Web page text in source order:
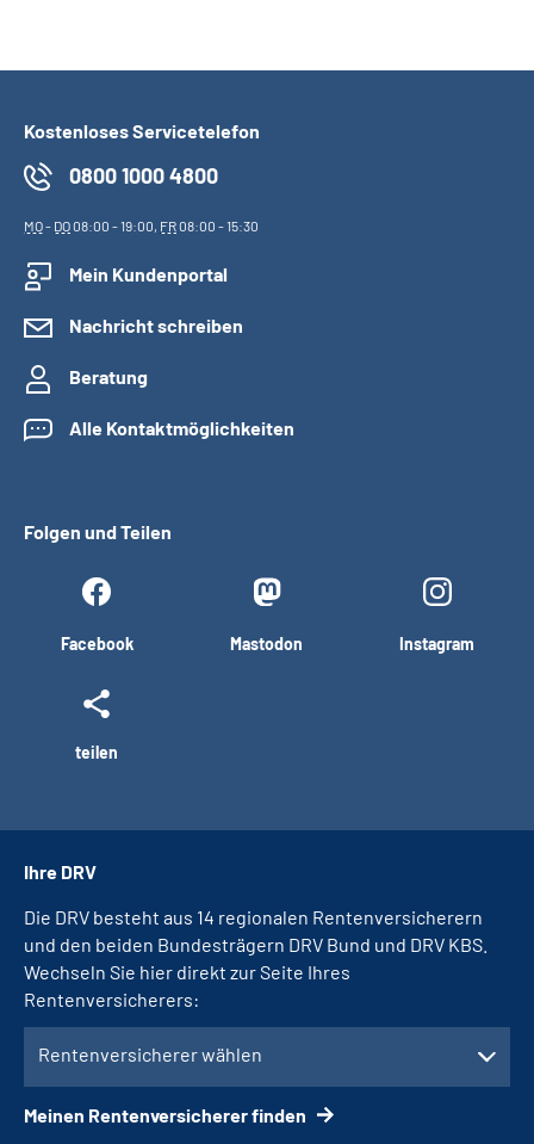
Kostenloses Servicetelefon
0800 1000 4800
MO- DO08:00 - 19:00, FR08:00 - 15:30
Mein Kundenportal
Nachricht schreiben
Beratung
Alle Kontaktmöglichkeiten
Folgen und Teilen
Facebook Mastodon Instagram
teilen
Ihre DRV
Die DRV besteht aus 14 regionalen Rentenversicherern
und den beiden Bundesträgern DRV Bund und DRV KBS.
Wechseln Sie hier direkt zur Seite Ihres
Rentenversicherers:
Rentenversicherer wählen
Meinen Rentenversicherer finden